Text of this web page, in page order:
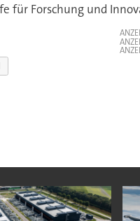
für Forschung und